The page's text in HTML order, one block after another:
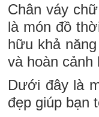
Chân váy
là món đồ
hữu khả
và hoàn cảnh
Dưới đây là
đẹp giúp bạn